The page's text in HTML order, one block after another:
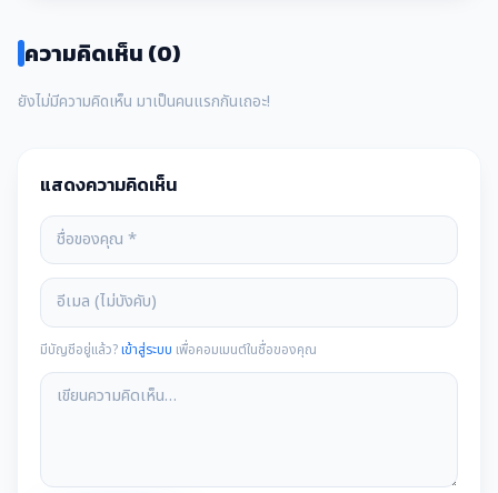
ความคิดเห็น (0)
ยังไม่มีความคิดเห็น มาเป็นคนแรกกันเถอะ!
แสดงความคิดเห็น
มีบัญชีอยู่แล้ว?เข้าสู่ระบบ เพื่อคอมเมนต์ในชื่อของคุณ